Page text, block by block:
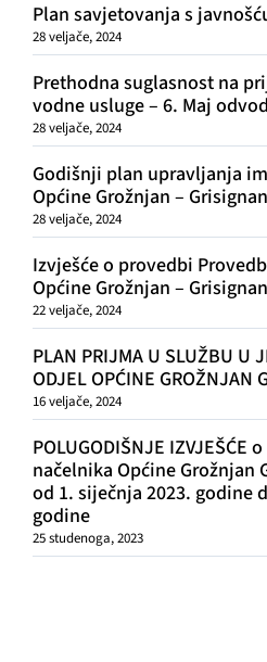
Plan savjetovanja s
28 veljače, 2024
Prethodna suglasnost na
vodne usluge – 6. Maj
28 veljače, 2024
Godišnji plan upravljanja
Općine Grožnjan –
28 veljače, 2024
Izvješće o provedbi
Općine Grožnjan –
22 veljače, 2024
PLAN PRIJMA U SLUŽBU U
ODJEL OPĆINE GROŽNJAN
16 veljače, 2024
POLUGODIŠNJE IZVJEŠĆE
načelnika Općine Grožnjan
od 1. siječnja 2023. godine
godine
25 studenoga, 2023